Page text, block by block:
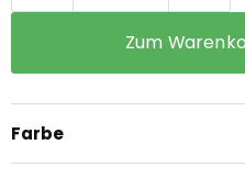
Zum
Farbe